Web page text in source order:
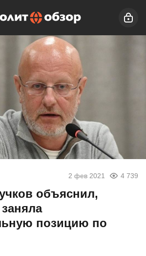
2 фев 2021 4 739
объяснил,
позицию по